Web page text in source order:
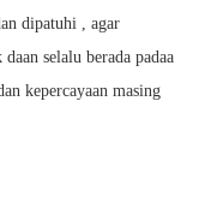
dipatuhi , agar
selalu berada padaa
kepercayaan masing